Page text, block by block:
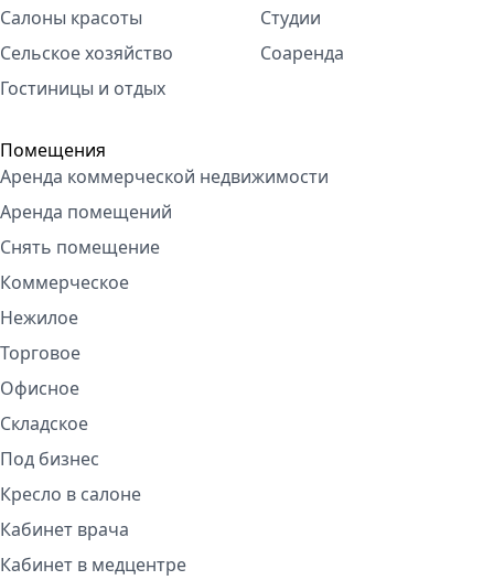
Салоны красоты
Сельское хозяйство
Гостиницы и отдых
Студии
Соаренда
Помещения
Аренда коммерческой недвижимости
Аренда помещений
Снять помещение
Коммерческое
Нежилое
Торговое
Офисное
Складское
Под бизнес
Кресло в салоне
Кабинет врача
Кабинет в медцентре